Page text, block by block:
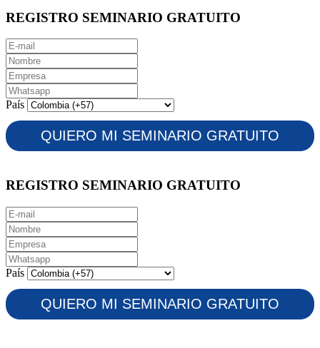
REGISTRO SEMINARIO GRATUITO
País
REGISTRO SEMINARIO GRATUITO
País